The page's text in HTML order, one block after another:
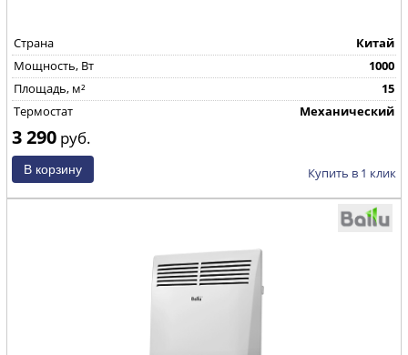
Страна
Китай
Mощность, Вт
1000
Площадь, м²
15
Термостат
Механический
3 290 руб.
Купить в 1 клик